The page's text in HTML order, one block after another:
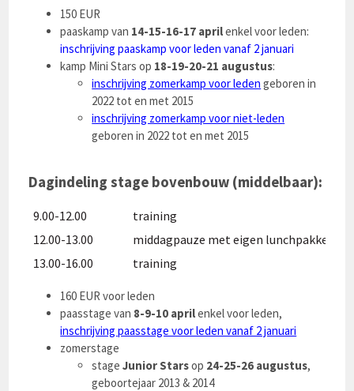
150 EUR
paaskamp van 14-15-16-17 aprilenkel voor leden:
inschrijving paaskamp voor leden vanaf 2 januari
kamp Mini Stars op 18-19-20-21 augustus:
inschrijving zomerkamp voor leden geboren in
2022 tot en met 2015
inschrijving zomerkamp voor niet-leden
geboren in 2022 tot en met 2015
Dagindeling stage bovenbouw (middelbaar):
9.00-12.00
training
12.00-13.00
middagpauze met eigen lunchpakket
13.00-16.00
training
160 EUR voor leden
paasstage van 8-9-10 aprilenkel voor leden,
inschrijving paasstage voor leden vanaf 2 januari
zomerstage
stageJunior Starsop 24-25-26 augustus,
geboortejaar 2013 & 2014